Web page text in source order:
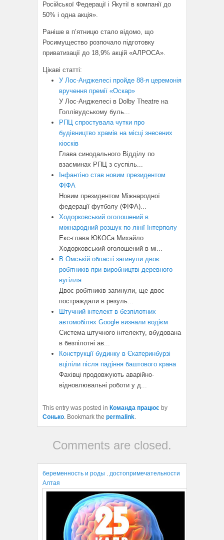
Російської Федерації і Якутії в компанії до
50% і одна акція».
Раніше в п’ятницю стало відомо, що
Росимущество розпочало підготовку
приватизації до 18,9% акцій «АЛРОСА».
Цікаві статті:
У Лос-Анджелесі пройде 88-я церемонія
вручення премії «Оскар»
У Лос-Анджелесі в Dolby Theatre на
Голлівудському буль...
РПЦ спростувала чутки про
будівництво храмів на місці знесених
кіосків
Глава синодального Відділу по
взаєминах РПЦ з суспіль...
Інфантіно став новим президентом
ФІФА
Новим президентом Міжнародної
федерації футболу (ФІФА)...
Ходорковський оголошений в
міжнародний розшук по лінії Інтерполу
Екс-глава ЮКОСа Михайло
Ходорковський оголошений в мі...
В Омській області загинули двоє
робітників при виробництві деревного
вугілля
Двоє робітників загинули, ще двоє
постраждали в резуль...
Штучний інтелект в безпілотних
автомобілях Google визнали водієм
Система штучного інтелекту, вбудована
в безпілотні ав...
Конструкції будинку в Єкатеринбурзі
вціліли після падіння баштового крана
Фахівці продовжують аварійно-
відновлювальні роботи у д...
This entry was posted in Команда працює by
Сонько. Bookmark the permalink.
Comments are closed.
беременность и роды . достопримечательности
Алтая